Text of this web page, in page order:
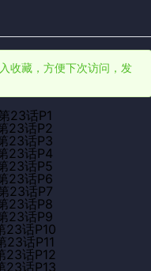
收藏，方便下次访问，发